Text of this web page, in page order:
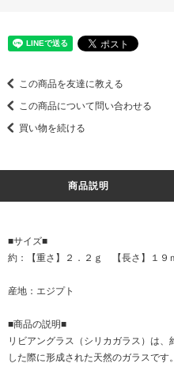
この商品を友達に教える
この商品について問い合わせる
買い物を続ける
商品説明
■サイズ■
約：【重さ】２．２ｇ 【長さ】１
産地：エジプト
■商品の説明■
リビアングラス（シリカガラス）は
した際に形成された天然のガラスで